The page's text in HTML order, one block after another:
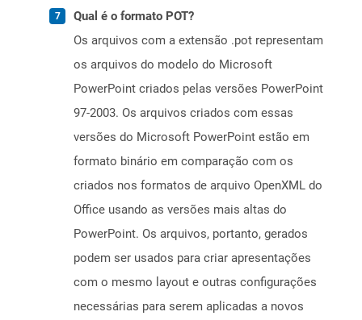
Qual é o formato POT?
Os arquivos com a extensão .pot representam
os arquivos do modelo do Microsoft
PowerPoint criados pelas versões PowerPoint
97-2003. Os arquivos criados com essas
versões do Microsoft PowerPoint estão em
formato binário em comparação com os
criados nos formatos de arquivo OpenXML do
Office usando as versões mais altas do
PowerPoint. Os arquivos, portanto, gerados
podem ser usados ​​para criar apresentações
com o mesmo layout e outras configurações
necessárias para serem aplicadas a novos